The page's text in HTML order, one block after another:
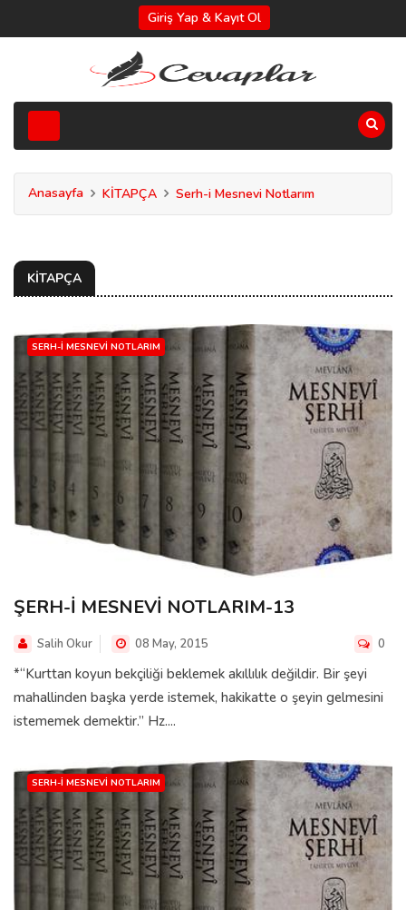
Giriş Yap & Kayıt Ol
Anasayfa KİTAPÇA Serh-i Mesnevi Notlarım
KİTAPÇA
SERH-I MESNEVI NOTLARIM
ŞERH-İ MESNEVİ NOTLARIM-13
Salih Okur 08 May, 2015 0
*“Kurttan koyun bekçiliği beklemek akıllılık değildir. Bir şeyi
mahallinden başka yerde istemek, hakikatte o şeyin gelmesini
istememek demektir.” Hz....
SERH-I MESNEVI NOTLARIM